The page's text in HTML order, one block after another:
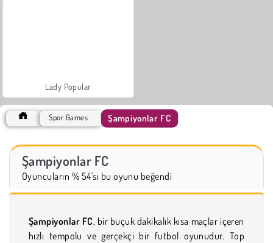
Lady Popular
Spor Games Şampiyonlar FC
Şampiyonlar FC
Oyuncuların % 54'sı bu oyunu beğendi
Şampiyonlar FC, bir buçuk dakikalık kısa maçlar içeren
hızlı tempolu ve gerçekçi bir futbol oyunudur. Top